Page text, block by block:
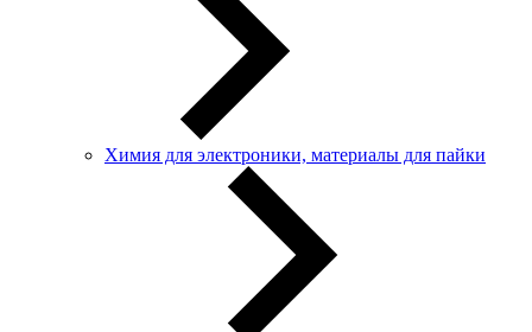
Химия для электроники, материалы для пайки